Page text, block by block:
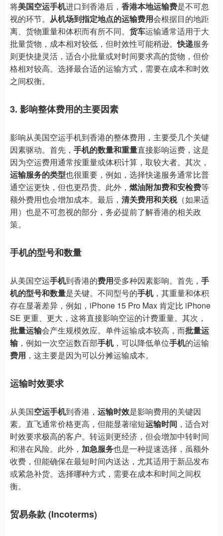
将美国空运手机进口到香港后， 香港本地运输费是不可忽
视的环节。 从机场到指定地点的运输费用会根据目的地距
离、货物重量和体积而有所不同。 货车运输通常适用于大
批量货物，成本相对较低，但时效性可能稍逊。快递服务
则更快捷灵活，适合小批量或对时间要求高的货物，但价
格相对较高。选择最合适的运输方式，需要在成本和时效
之间权衡。
3. 影响整体费用的主要因素
影响从美国空运手机到香港的整体费用，主要受几个关键
因素驱动。首先， 手机的数量和重量直接影响运费，这是
因为空运费用通常按重量或体积计算，取较大者。其次，
运输服务的类型也很重要，例如，选择快递服务通常比普
通空运更快，但也更昂贵。此外， 燃油附加费和安检费等
额外费用也会增加成本。最后， 清关费用和关税（如果适
用）也是不可忽视的部分，务必提前了解香港的相关政
策。
手机的型号和数量
从美国空运手机到香港的费用受多种因素影响。首先， 手
机的型号和数量是关键。不同型号的手机，其重量和体积
存在显著差异，例如，iPhone 15 Pro Max 肯定比 iPhone
SE 更重、更大，这将直接影响空运的计费重量。其次，
批量运输会产生规模效应。单件运输成本较高，而批量运
输，例如一次空运数百部手机，可以降低单位手机的运输
费用 ，这主要是因为可以分摊运输成本。
运输时效要求
从美国空运手机到香港， 运输时效是影响费用的关键因
素。直飞通常价格更高，但能显著缩短运输时间 ，适合对
时效要求极高的客户。转运则更经济，但会增加中转时间
和潜在风险。此外， 加急服务也是一种提速选择，虽额外
收费，但能确保在最短时间内送达，尤其适用于新品发布
或紧急补货。选择哪种方式，需要在成本和时间之间权
衡。
贸易条款 (Incoterms)